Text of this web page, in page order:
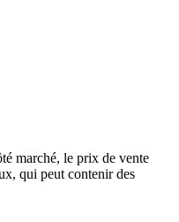
marché, le prix de vente
qui peut contenir des